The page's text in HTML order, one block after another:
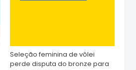
Seleção feminina de vôlei
perde disputa do bronze para